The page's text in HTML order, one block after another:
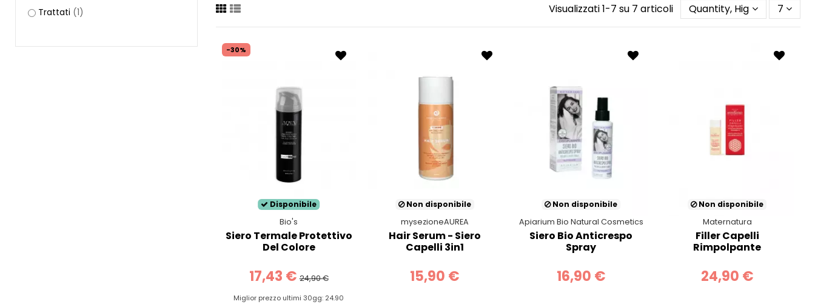
Visualizzati 1-7 su 7 articoli Quantity, Highest first
7
-30%
Disponibile
Bio's
Siero Termale Protettivo
Del Colore
17,43 € 24,90 €
Miglior prezzo ultimi 30gg: 24.90
Non disponibile
mysezioneAUREA
Hair Serum - Siero
Capelli 3in1
15,90 €
Non disponibile
Apiarium Bio Natural Cosmetics
Siero Bio Anticrespo
Spray
16,90 €
Non disponibile
Maternatura
Filler Capelli
Rimpolpante
24,90 €
Trattati (1)